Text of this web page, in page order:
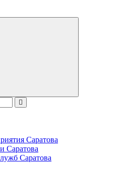
Саратова
Саратова
Саратова